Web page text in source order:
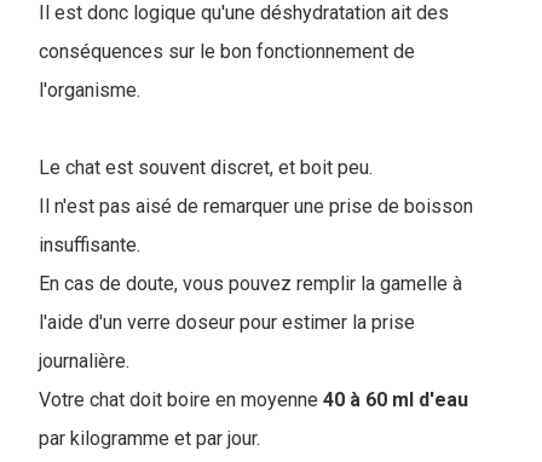
Il est donc logique qu'une déshydratation ait des
conséquences sur le bon fonctionnement de
l'organisme.
Le chat est souvent discret, et boit peu.
Il n'est pas aisé de remarquer une prise de boisson
insuffisante.
En cas de doute, vous pouvez remplir la gamelle à
l'aide d'un verre doseur pour estimer la prise
journalière.
Votre chat doit boire en moyenne 40 à 60 ml d'eau
par kilogramme et par jour.